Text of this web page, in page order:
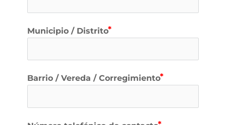
Municipio / Distrito
Barrio / Vereda / Corregimiento